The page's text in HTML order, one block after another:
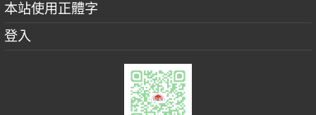
本站使用正體字
登入